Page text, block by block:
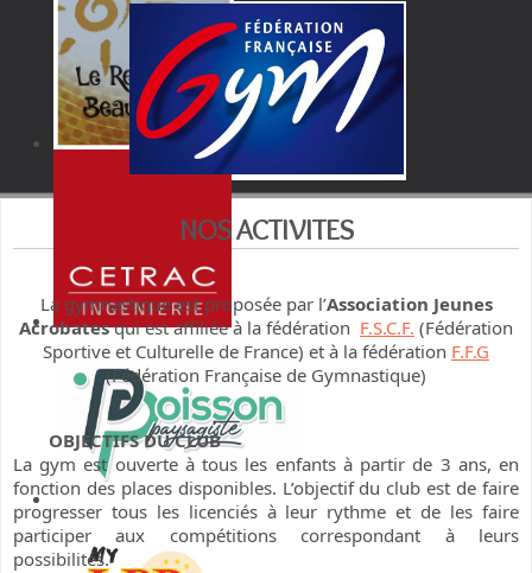
NOS ACTIVITES
La gymnastique est proposée par l’Association Jeunes
Acrobatesqui est affiliée à la fédération F.S.C.F. (Fédération
Sportive et Culturelle de France) et à la fédération F.F.G
(Fédération Française de Gymnastique)
OBJECTIFS DU CLUB
La gym est ouverte à tous les enfants à partir de 3 ans, en
fonction des places disponibles. L’objectif du club est de faire
progresser tous les licenciés à leur rythme et de les faire
participer aux compétitions correspondant à leurs
possibilités.